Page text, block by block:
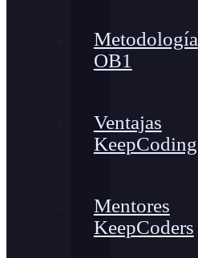
Metodología
OB1
Ventajas
KeepCoding
Mentores
KeepCoders